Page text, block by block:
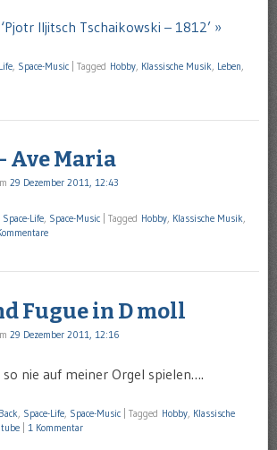
Iljitsch Tschaikowski – 1812’ »
, Space-Music Tagged Hobby, Klassische Musik, Leben,
Ave Maria
29 Dezember 2011, 12:43
Space-Life, Space-Music Tagged Hobby, Klassische Musik,
Fugue in D moll
29 Dezember 2011, 12:16
nie auf meiner Orgel spielen….
, Space-Life, Space-Music Tagged Hobby, Klassische
1 Kommentar